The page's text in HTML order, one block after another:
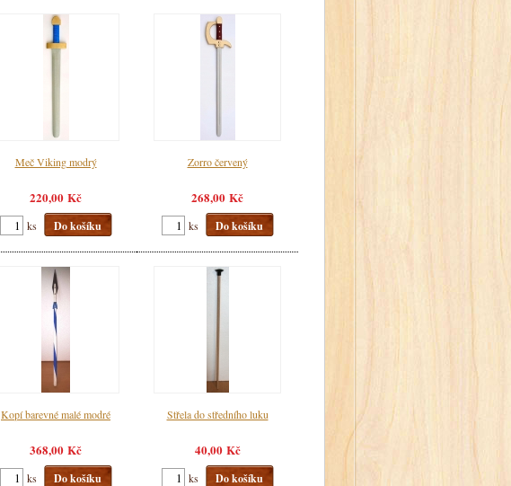
Meč Viking modrý
220,00 Kč
ks Do košíku
Zorro červený
268,00 Kč
ks Do košíku
Kopí barevné malé modré
368,00 Kč
ks Do košíku
Střela do středního luku
40,00 Kč
ks Do košíku